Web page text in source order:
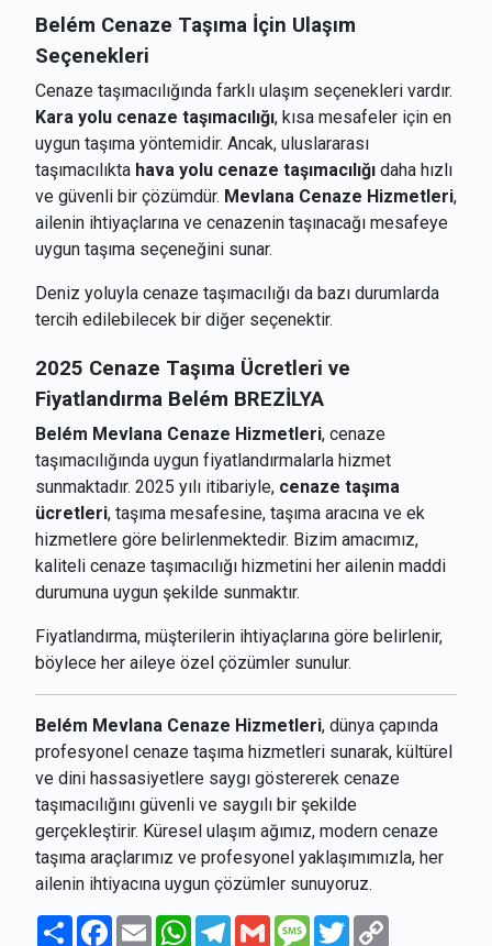
Belém Cenaze Taşıma İçin Ulaşım
Seçenekleri
Cenaze taşımacılığında farklı ulaşım seçenekleri vardır.
Kara yolu cenaze taşımacılığı, kısa mesafeler için en
uygun taşıma yöntemidir. Ancak, uluslararası
taşımacılıkta hava yolu cenaze taşımacılığı daha hızlı
ve güvenli bir çözümdür. Mevlana Cenaze Hizmetleri,
ailenin ihtiyaçlarına ve cenazenin taşınacağı mesafeye
uygun taşıma seçeneğini sunar.
Deniz yoluyla cenaze taşımacılığı da bazı durumlarda
tercih edilebilecek bir diğer seçenektir.
2025 Cenaze Taşıma Ücretleri ve
Fiyatlandırma Belém BREZİLYA
Belém Mevlana Cenaze Hizmetleri, cenaze
taşımacılığında uygun fiyatlandırmalarla hizmet
sunmaktadır. 2025 yılı itibariyle, cenaze taşıma
ücretleri, taşıma mesafesine, taşıma aracına ve ek
hizmetlere göre belirlenmektedir. Bizim amacımız,
kaliteli cenaze taşımacılığı hizmetini her ailenin maddi
durumuna uygun şekilde sunmaktır.
Fiyatlandırma, müşterilerin ihtiyaçlarına göre belirlenir,
böylece her aileye özel çözümler sunulur.
Belém Mevlana Cenaze Hizmetleri, dünya çapında
profesyonel cenaze taşıma hizmetleri sunarak, kültürel
ve dini hassasiyetlere saygı göstererek cenaze
taşımacılığını güvenli ve saygılı bir şekilde
gerçekleştirir. Küresel ulaşım ağımız, modern cenaze
taşıma araçlarımız ve profesyonel yaklaşımımızla, her
ailenin ihtiyacına uygun çözümler sunuyoruz.
PaylaşFacebook
Email WhatsAppTelegram
Gmail Message
Twitter